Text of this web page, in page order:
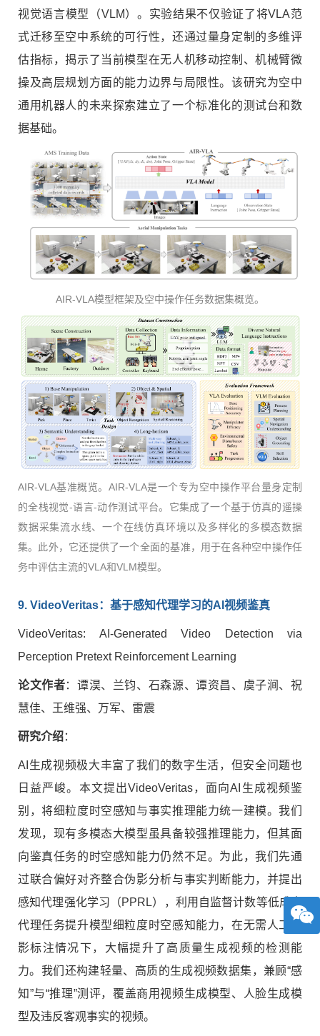
视觉语言模型（VLM）。实验结果不仅验证了将VLA范
式迁移至空中系统的可行性，还通过量身定制的多维评
估指标，揭示了当前模型在无人机移动控制、机械臂微
操及高层规划方面的能力边界与局限性。该研究为空中
通用机器人的未来探索建立了一个标准化的测试台和数
据基础。
AIR-VLA模型框架及空中操作任务数据集概览。
AIR-VLA基准概览。AIR-VLA是一个专为空中操作平台量身定制
的全栈视觉-语言-动作测试平台。它集成了一个基于仿真的遥操
数据采集流水线、一个在线仿真环境以及多样化的多模态数据
集。此外，它还提供了一个全面的基准，用于在各种空中操作任
务中评估主流的VLA和VLM模型。
9. VideoVeritas：基于感知代理学习的AI 视频鉴真
VideoVeritas: AI-Generated Video Detection via
Perception Pretext Reinforcement Learning
论文作者：谭淏、兰钧、石森源、谭资昌、虞子涧、祝
慧佳、王维强、万军、雷震
研究介绍：
AI生成视频极大丰富了我们的数字生活，但安全问题也
日益严峻。本文提出VideoVeritas，面向AI生成视频鉴
别，将细粒度时空感知与事实推理能力统一建模。我们
发现，现有多模态大模型虽具备较强推理能力，但其面
向鉴真任务的时空感知能力仍然不足。为此，我们先通
过联合偏好对齐整合伪影分析与事实判断能力，并提出
感知代理强化学习（PPRL），利用自监督计数等低成本
代理任务提升模型细粒度时空感知能力，在无需人工伪
影标注情况下，大幅提升了高质量生成视频的检测能
力。我们还构建轻量、高质的生成视频数据集，兼顾“感
知”与“推理”测评，覆盖商用视频生成模型、人脸生成模
型及违反客观事实的视频。